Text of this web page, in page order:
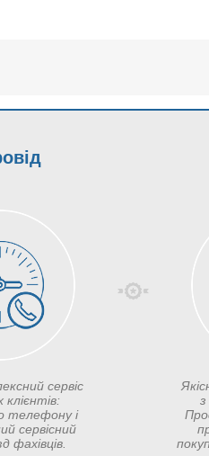
сервіс
телефону і
сервісний
фахівців.